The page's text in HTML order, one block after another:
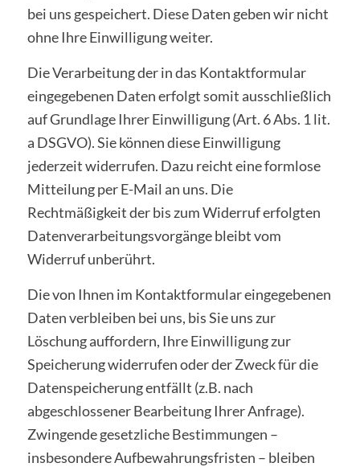
bei uns gespeichert. Diese Daten geben wir nicht
ohne Ihre Einwilligung weiter.
Die Verarbeitung der in das Kontaktformular
eingegebenen Daten erfolgt somit ausschließlich
auf Grundlage Ihrer Einwilligung (Art. 6 Abs. 1 lit.
a DSGVO). Sie können diese Einwilligung
jederzeit widerrufen. Dazu reicht eine formlose
Mitteilung per E-Mail an uns. Die
Rechtmäßigkeit der bis zum Widerruf erfolgten
Datenverarbeitungsvorgänge bleibt vom
Widerruf unberührt.
Die von Ihnen im Kontaktformular eingegebenen
Daten verbleiben bei uns, bis Sie uns zur
Löschung auffordern, Ihre Einwilligung zur
Speicherung widerrufen oder der Zweck für die
Datenspeicherung entfällt (z.B. nach
abgeschlossener Bearbeitung Ihrer Anfrage).
Zwingende gesetzliche Bestimmungen –
insbesondere Aufbewahrungsfristen – bleiben